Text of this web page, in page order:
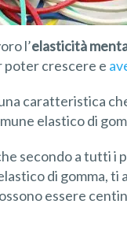
l’elasticità
crescere e
caratteristica
elastico di
secondo a tutti i
di gomma, ti
essere